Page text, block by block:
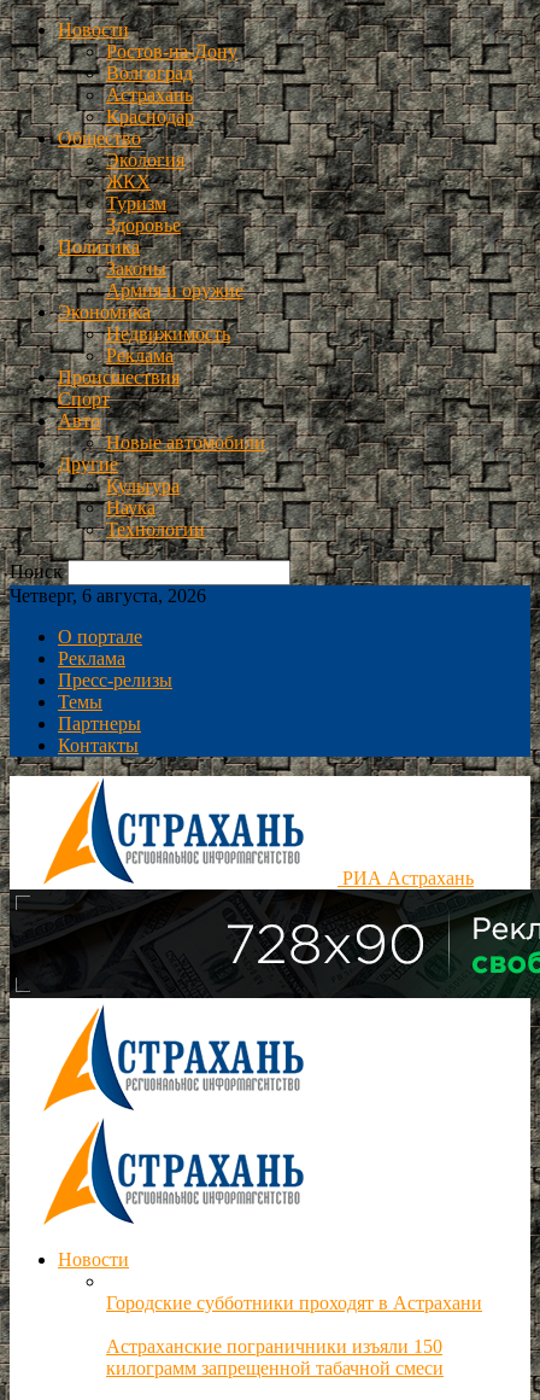
Новости
Ростов-на-Дону
Волгоград
Астрахань
Краснодар
Общество
Экология
ЖКХ
Туризм
Здоровье
Политика
Законы
Армия и оружие
Экономика
Недвижимость
Реклама
Происшествия
Спорт
Авто
Новые автомобили
Другие
Культура
Наука
Технологии
Поиск
Четверг, 6 августа, 2026
О портале
Реклама
Пресс-релизы
Темы
Партнеры
Контакты
РИА Астрахань
Новости
Городские субботники проходят в Астрахани
Астраханские пограничники изъяли 150
килограмм запрещенной табачной смеси